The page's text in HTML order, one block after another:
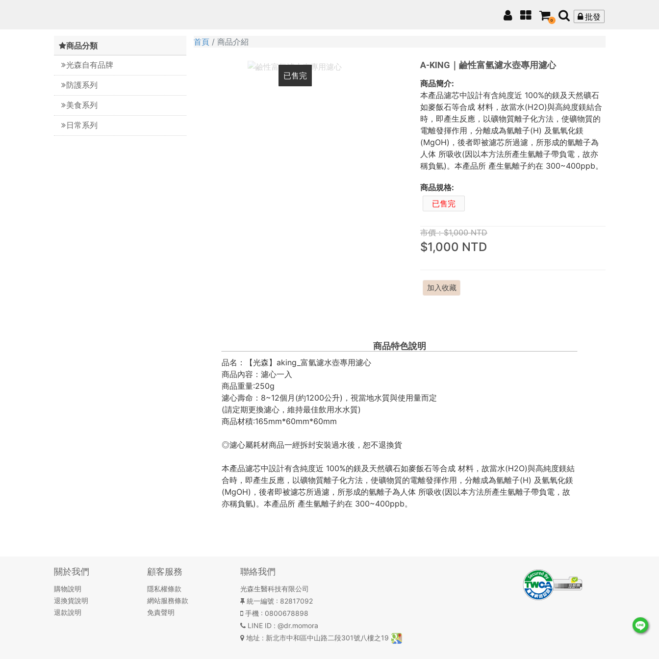
0 批發
商品分類
光森自有品牌
防護系列
美食系列
日常系列
首頁 商品介紹
已售完
已售完
已售完
A-KING｜鹼性富氫濾水壺專用濾心
商品簡介:
本產品濾芯中設計有含純度近 100%的鎂及天然礦石
如麥飯石等合成 材料，故當水(H2O)與高純度鎂結合
時，即產生反應，以礦物質離子化方法，使礦物質的
電離發揮作用，分離成為氫離子(H) 及氫氧化鎂
(MgOH)，後者即被濾芯所過濾，所形成的氫離子為
人体 所吸收(因以本方法所產生氫離子帶負電，故亦
稱負氫)。本產品所 產生氫離子約在 300~400ppb。
商品規格:
已售完
市價：$1,000 NTD
$1,000 NTD
加入收藏
商品特色說明
品名：【光森】aking_富氫濾水壺專用濾心
商品內容：濾心一入
商品重量:250g
濾心壽命：8~12個月(約1200公升)，視當地水質與使用量而定
(請定期更換濾心，維持最佳飲用水水質)
商品材積:165mm*60mm*60mm
◎濾心屬耗材商品一經拆封安裝過水後，恕不退換貨
本產品濾芯中設計有含純度近 100%的鎂及天然礦石如麥飯石等合成 材料，故當水(H2O)與高純度鎂結
合時，即產生反應，以礦物質離子化方法，使礦物質的電離發揮作用，分離成為氫離子(H) 及氫氧化鎂
(MgOH)，後者即被濾芯所過濾，所形成的氫離子為人体 所吸收(因以本方法所產生氫離子帶負電，故
亦稱負氫)。本產品所 產生氫離子約在 300~400ppb。
關於我們
購物說明
退換貨說明
退款說明
顧客服務
隱私權條款
網站服務條款
免責聲明
聯絡我們
光森生醫科技有限公司
統一編號 : 82817092
手機 : 0800678898
LINE ID : @dr.momora
地址 : 新北市中和區中山路二段301號八樓之19